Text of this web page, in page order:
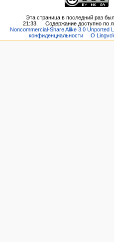
Эта страница в последний раз
21:33.
Содержание доступно по
Noncommercial-Share Alike 3.0 Unported
конфиденциальности
О